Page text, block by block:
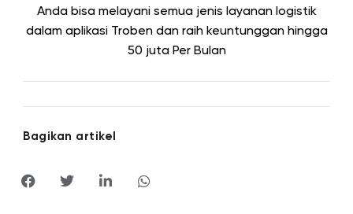
Anda bisa melayani semua jenis layanan logistik
dalam aplikasi Troben dan raih keuntunggan hingga
50 jutaPer Bulan
Bagikan artikel